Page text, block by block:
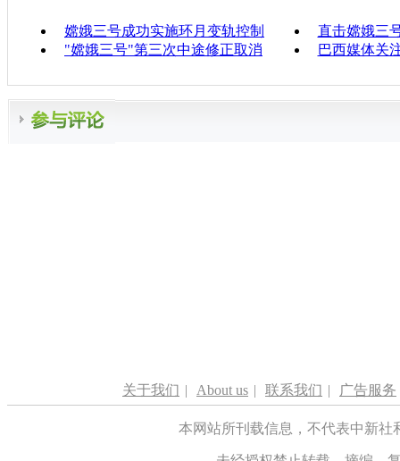
嫦娥三号成功实施环月变轨控制
直击嫦娥三
"嫦娥三号"第三次中途修正取消
巴西媒体关
关于我们 | About us | 联系我们 | 广告服务
本网站所刊载信息，不代表中新